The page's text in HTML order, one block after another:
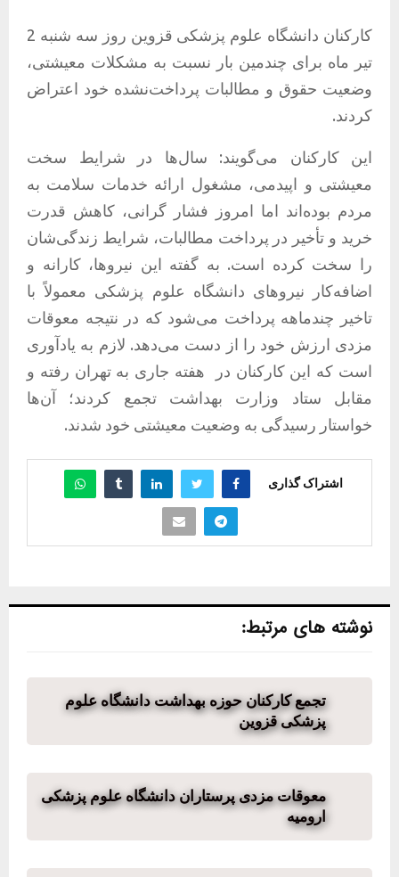
کارکنان دانشگاه علوم پزشکی قزوین روز سه شنبه 2
تیر ماه برای چندمین بار نسبت به مشکلات معیشتی،
وضعیت حقوق و مطالبات پرداخت‌نشده خود اعتراض
کردند.
این کارکنان می‌گویند: سال‌ها در شرایط سخت
معیشتی و اپیدمی، مشغول ارائه خدمات سلامت به
مردم بوده‌اند اما امروز فشار گرانی، کاهش قدرت
خرید و تأخیر در پرداخت مطالبات، شرایط زندگی‌شان
را سخت کرده است. به گفته این نیروها، کارانه و
اضافه‌کار نیروهای دانشگاه علوم پزشکی معمولاً با
تاخیر چندماهه پرداخت می‌شود که در نتیجه معوقات
مزدی ارزش خود را از دست می‌دهد. لازم به یادآوری
است که این کارکنان در هفته جاری به تهران رفته و
مقابل ستاد وزارت بهداشت تجمع کردند؛ آن‌ها
خواستار رسیدگی به وضعیت معیشتی خود شدند.
اشتراک گذاری
نوشته های مرتبط:
تجمع کارکنان حوزه بهداشت دانشگاه علوم
پزشکی قزوین
معوقات مزدی پرستاران دانشگاه علوم پزشکی
ارومیه